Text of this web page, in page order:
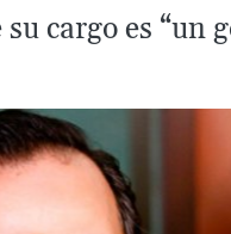
cargo es “un